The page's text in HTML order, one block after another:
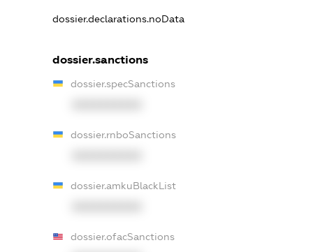
dossier.declarations.noData
dossier.sanctions
dossier.specSanctions
dossier.rnboSanctions
dossier.amkuBlackList
dossier.ofacSanctions